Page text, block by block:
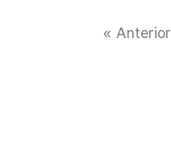
« Anterior